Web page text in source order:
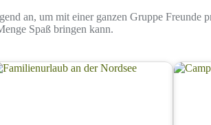
an, um mit einer ganzen Gruppe
Spaß bringen kann.